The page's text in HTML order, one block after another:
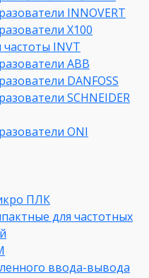
INNOVERT
Х100
INVT
ABB
DANFOSS
SCHNEIDER
ONI
ПЛК
для частотных
ввода-вывода